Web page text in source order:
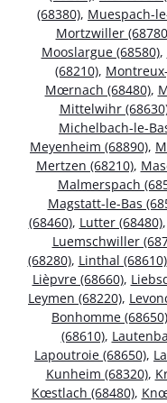
(68380), Muespach-
Mortzwiller
Mooslargue (68580),
(68210),
Mœrnach (68480),
Mittelwihr
Michelbach-le-
Meyenheim (68890),
Mertzen (68210),
Malmerspach
Magstatt-le-Bas
(68460), Lutter (68480),
Luemschwiller
(68280), Linthal (68610)
Lièpvre (68660),
Leymen (68220),
Bonhomme (68650)
(68610),
Lapoutroie (68650),
Kunheim (68320),
Kœstlach (68480),